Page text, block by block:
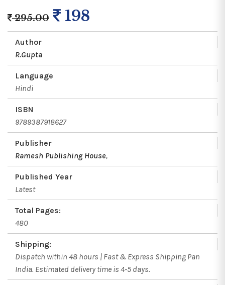
295.00 198
Author
R.Gupta
Language
Hindi
ISBN
9789387918627
Publisher
Ramesh Publishing House,
Published Year
Latest
Total Pages:
480
Shipping:
Dispatch within 48 hours | Fast & Express Shipping Pan
India. Estimated delivery time is 4-5 days.